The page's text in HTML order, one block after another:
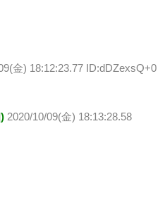
金) 18:12:23.77 ID:dDZexsQ+0
2020/10/09(金) 18:13:28.58